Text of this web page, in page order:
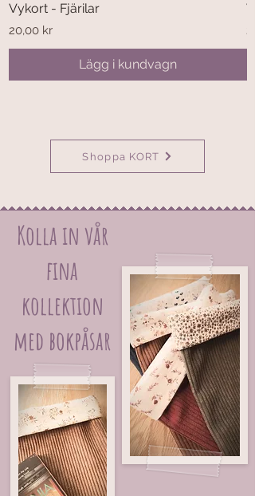
Vykort - Fjärilar
Pris
20,00 kr
Lägg i kundvagn
Shoppa KORT
Kolla in vår
fina
kollektion
med bokpåsar